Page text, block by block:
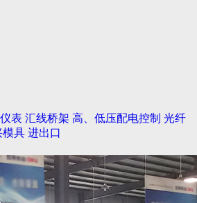
表 汇线桥架 高、低压配电控制 光纤
模具 进出口